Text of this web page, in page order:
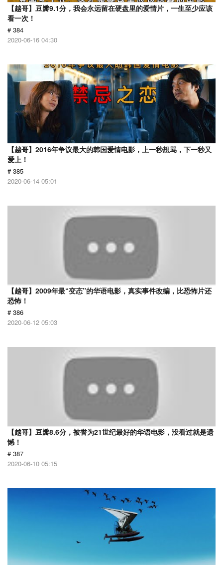
【越哥】豆瓣9.1分，我会永远留在硬盘里的爱情片，一生至少应该
看一次！
# 384
2020-06-16 04:30
【越哥】2016年争议最大的韩国爱情电影，上一秒想骂，下一秒又
爱上！
# 385
2020-06-14 05:01
【越哥】2009年最“变态”的华语电影，真实事件改编，比恐怖片还
恐怖！
# 386
2020-06-12 05:03
【越哥】豆瓣8.6分，被誉为21世纪最好的华语电影，没看过就是遗
憾！
# 387
2020-06-10 05:15